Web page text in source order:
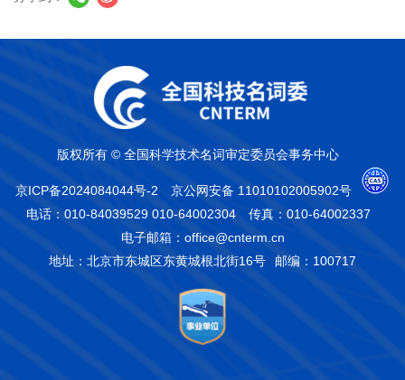
版权所有 © 全国科学技术名词审定委员会事务中心
京ICP备2024084044号-2
京公网安备 11010102005902号
电话：010-84039529 010-64002304
传真：010-64002337
电子邮箱：office@cnterm.cn
地址：北京市东城区东黄城根北街16号
邮编：100717